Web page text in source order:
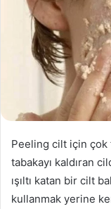
Peeling cilt için çok
tabakayı kaldıran
ışıltı katan bir cilt
kullanmak yerine